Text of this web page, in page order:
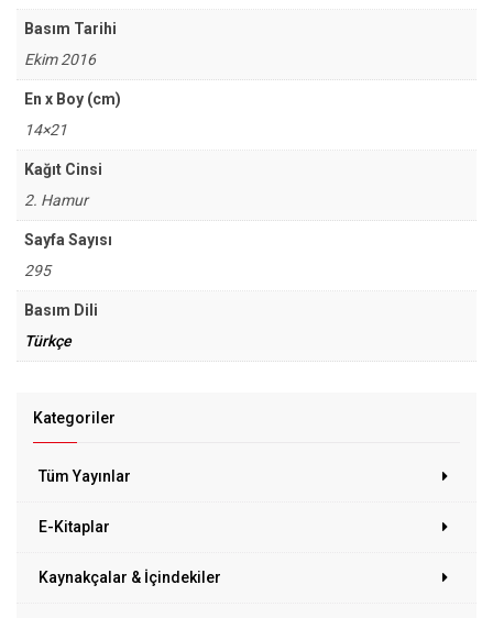
Kategoriler
Tüm Yayınlar
E-Kitaplar
Kaynakçalar & İçindekiler
Basım Tarihi
Ekim 2016
En x Boy (cm)
14×21
Kağıt Cinsi
2. Hamur
Sayfa Sayısı
295
Basım Dili
Türkçe